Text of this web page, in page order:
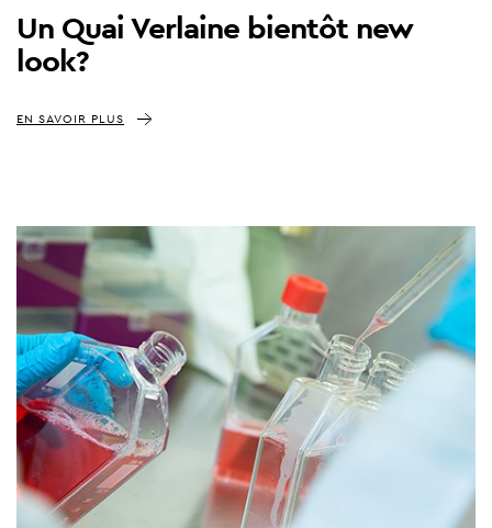
Un Quai Verlaine bientôt new
look?
EN SAVOIR PLUS